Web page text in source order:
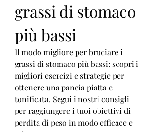
grassi di stomaco
più bassi
Il modo migliore per bruciare i
grassi di stomaco più bassi: scopri i
migliori esercizi e strategie per
ottenere una pancia piatta e
tonificata. Segui i nostri consigli
per raggiungere i tuoi obiettivi di
perdita di peso in modo efficace e